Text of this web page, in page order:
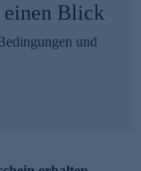
einen Blick
und